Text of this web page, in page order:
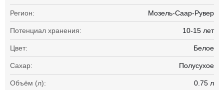
Регион: Мозель-Саар-Рувер
Потенциал хранения: 10-15 лет
Цвет: Белое
Сахар: Полусухое
Объём (л): 0.75 л